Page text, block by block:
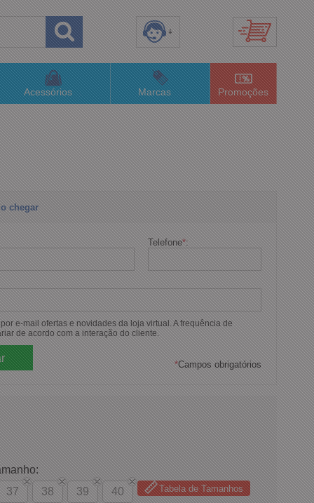
3658-4820
(48)996063435
Online
Acessórios Marcas Promoções
chegar
Telefone*:
e-mail ofertas e novidades da loja virtual. A frequência de
de acordo com a interação do cliente.
*Campos obrigatórios
37 38 39 40 Tabela de Tamanhos